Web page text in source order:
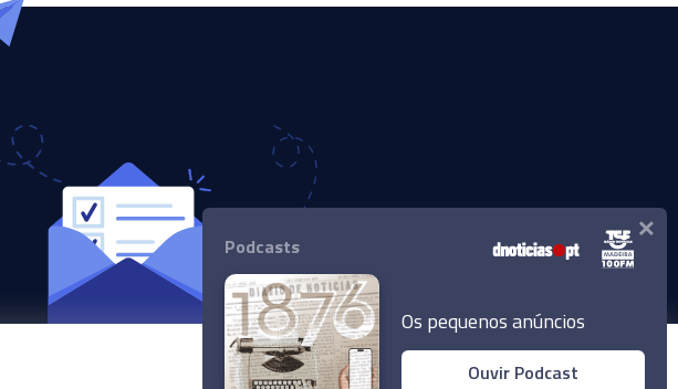
Podcasts
Os pequenos anúncios
Ouvir Podcast
×